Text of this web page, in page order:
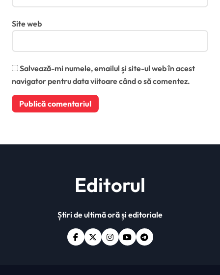
Site web
Salvează-mi numele, emailul și site-ul web în acest
navigator pentru data viitoare când o să comentez.
Editorul
Știri de ultimă oră și editoriale